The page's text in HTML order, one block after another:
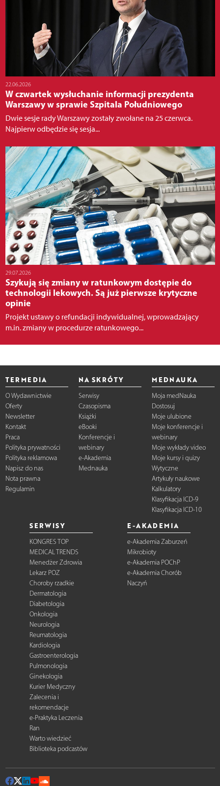
22.06.2026
W czwartek wysłuchanie informacji prezydenta
Warszawy w sprawie Szpitala Południowego
Dwie sesje rady Warszawy zostały zwołane na 25 czerwca.
Najpierw odbędzie się sesja...
29.07.2026
Szykują się zmiany w ratunkowym dostępie do
technologii lekowych. Są już pierwsze krytyczne
opinie
Projekt ustawy o refundacji indywidualnej, wprowadzający
m.in. zmiany w procedurze ratunkowego...
TERMEDIA
O Wydawnictwie
Oferty
Newsletter
Kontakt
Praca
Polityka prywatności
Polityka reklamowa
Napisz do nas
Nota prawna
Regulamin
NA SKRÓTY
Serwisy
Czasopisma
Książki
eBooki
Konferencje i
webinary
e-Akademia
Mednauka
MEDNAUKA
Moja medNauka
Dostosuj
Moje ulubione
Moje konferencje i
webinary
Moje wykłady video
Moje kursy i quizy
Wytyczne
Artykuły naukowe
Kalkulatory
Klasyfikacja ICD-9
Klasyfikacja ICD-10
SERWISY
KONGRES TOP
MEDICAL TRENDS
Menedżer Zdrowia
Lekarz POZ
Choroby rzadkie
Dermatologia
Diabetologia
Onkologia
Neurologia
Reumatologia
Kardiologia
Gastroenterologia
Pulmonologia
Ginekologia
Kurier Medyczny
Zalecenia i
rekomendacje
e-Praktyka Leczenia
Ran
Warto wiedzieć
Biblioteka podcastów
E-AKADEMIA
e-Akademia Zaburzeń
Mikrobioty
e-Akademia POChP
e-Akademia Chorób
Naczyń